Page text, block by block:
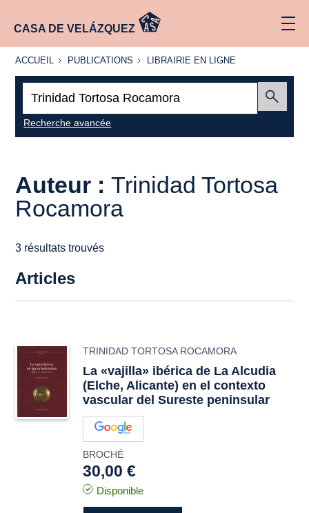
CASA DE VELÁZQUEZ
ACCUEIL
ACCUEIL PUBLICATIONS
PUBLICATIONS
LIBRAIRIE
LIBRAIRIE EN LIGNE
Recherche avancée
Auteur :Trinidad Tortosa
Rocamora
3 résultats trouvés
Articles
TRINIDAD TORTOSA ROCAMORA
La «vajilla» ibérica de La Alcudia
(Elche, Alicante) en el contexto
vascular del Sureste peninsular
BROCHÉ
30,00 €
Disponible